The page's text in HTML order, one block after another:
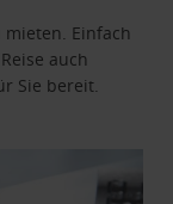
Einfach
auch
Sie bereit.